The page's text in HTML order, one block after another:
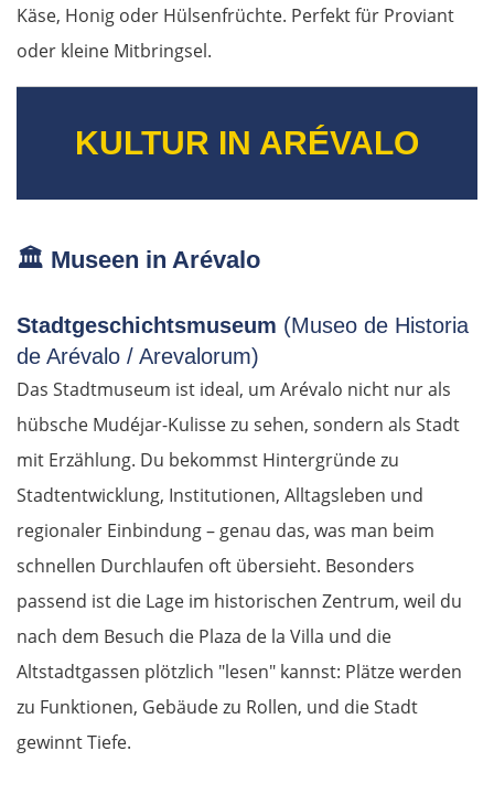
Käse, Honig oder Hülsenfrüchte. Perfekt für Proviant
oder kleine Mitbringsel.
KULTUR IN ARÉVALO
🏛️ Museen in Arévalo
Stadtgeschichtsmuseum (Museo de Historia
de Arévalo / Arevalorum)
Das Stadtmuseum ist ideal, um Arévalo nicht nur als
hübsche Mudéjar-Kulisse zu sehen, sondern als Stadt
mit Erzählung. Du bekommst Hintergründe zu
Stadtentwicklung, Institutionen, Alltagsleben und
regionaler Einbindung – genau das, was man beim
schnellen Durchlaufen oft übersieht. Besonders
passend ist die Lage im historischen Zentrum, weil du
nach dem Besuch die Plaza de la Villa und die
Altstadtgassen plötzlich "lesen" kannst: Plätze werden
zu Funktionen, Gebäude zu Rollen, und die Stadt
gewinnt Tiefe.